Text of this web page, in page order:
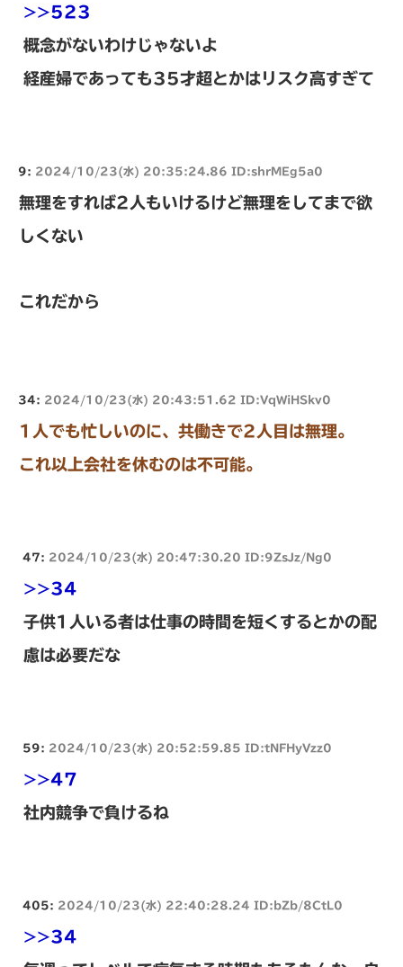
>>523
概念がないわけじゃないよ
経産婦であっても35才超とかはリスク高すぎて
9: 2024/10/23(水) 20:35:24.86 ID:shrMEg5a0
無理をすれば2人もいけるけど無理をしてまで欲
しくない
これだから
34: 2024/10/23(水) 20:43:51.62 ID:VqWiHSkv0
1人でも忙しいのに、共働きで2人目は無理。
これ以上会社を休むのは不可能。
47: 2024/10/23(水) 20:47:30.20 ID:9ZsJz/Ng0
>>34
子供1人いる者は仕事の時間を短くするとかの配
慮は必要だな
59: 2024/10/23(水) 20:52:59.85 ID:tNFHyVzz0
>>47
社内競争で負けるね
405: 2024/10/23(水) 22:40:28.24 ID:bZb/8CtL0
>>34